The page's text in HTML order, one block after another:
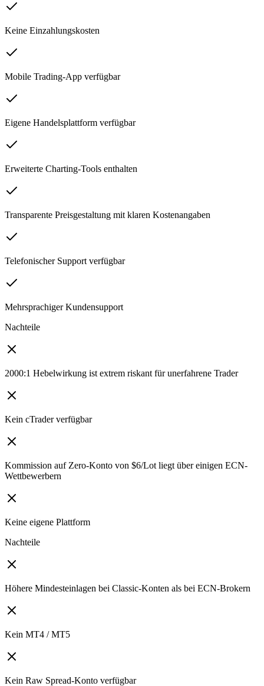
Keine Einzahlungskosten
Mobile Trading-App verfügbar
Eigene Handelsplattform verfügbar
Erweiterte Charting-Tools enthalten
Transparente Preisgestaltung mit klaren Kostenangaben
Telefonischer Support verfügbar
Mehrsprachiger Kundensupport
Nachteile
2000:1 Hebelwirkung ist extrem riskant für unerfahrene Trader
Kein cTrader verfügbar
Kommission auf Zero-Konto von $6/Lot liegt über einigen ECN-
Wettbewerbern
Keine eigene Plattform
Nachteile
Höhere Mindesteinlagen bei Classic-Konten als bei ECN-Brokern
Kein MT4 / MT5
Kein Raw Spread-Konto verfügbar